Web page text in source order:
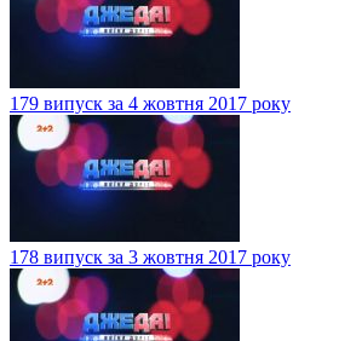
179 випуск за 4 жовтня 2017 року
178 випуск за 3 жовтня 2017 року